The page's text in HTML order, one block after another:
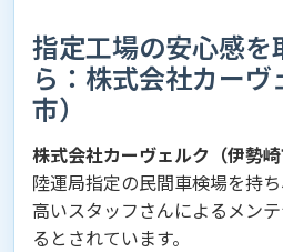
指定工場の安心感を
ら：株式会社カー
市）
株式会社カーヴェルク（伊勢崎
陸運局指定の民間車検場を持
高いスタッフさんによるメン
るとされています。